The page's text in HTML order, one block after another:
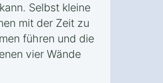
Selbst kleine
mit der Zeit zu
führen und die
vier Wände